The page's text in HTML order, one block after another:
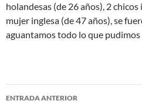
holandesas (de 26 años), 2
mujer inglesa (de 47 años), se
aguantamos todo lo que
Navegación
ENTRADA ANTERIOR